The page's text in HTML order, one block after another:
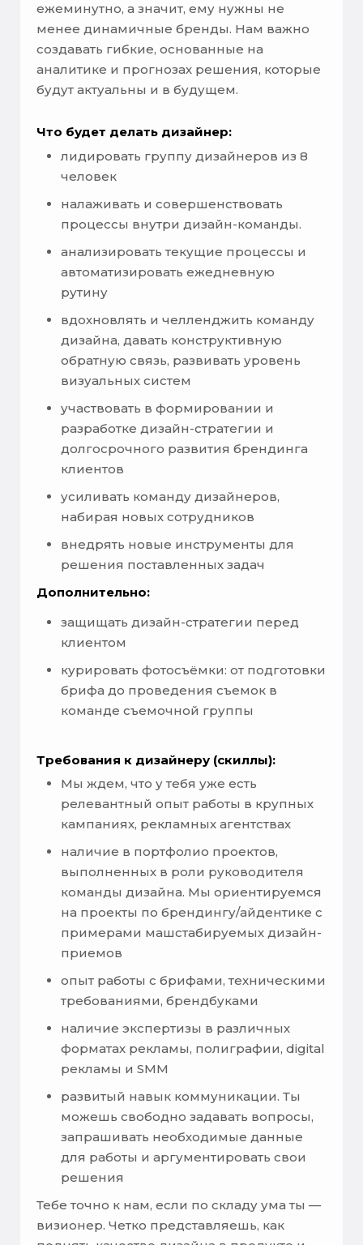
ежеминутно, а значит, ему нужны не
менее динамичные бренды. Нам важно
создавать гибкие, основанные на
аналитике и прогнозах решения, которые
будут актуальны и в будущем.
Что будет делать дизайнер:
лидировать группу дизайнеров из 8
человек
налаживать и совершенствовать
процессы внутри дизайн-команды.
анализировать текущие процессы и
автоматизировать ежедневную
рутину
вдохновлять и челленджить команду
дизайна, давать конструктивную
обратную связь, развивать уровень
визуальных систем
участвовать в формировании и
разработке дизайн-стратегии и
долгосрочного развития брендинга
клиентов
усиливать команду дизайнеров,
набирая новых сотрудников
внедрять новые инструменты для
решения поставленных задач
Дополнительно:
защищать дизайн-стратегии перед
клиентом
курировать фотосъёмки: от подготовки
брифа до проведения съемок в
команде съемочной группы
Требования к дизайнеру (скиллы):
Мы ждем, что у тебя уже есть
релевантный опыт работы в крупных
кампаниях, рекламных агентствах
наличие в портфолио проектов,
выполненных в роли руководителя
команды дизайна. Мы ориентируемся
на проекты по брендингу/айдентике с
примерами машстабируемых дизайн-
приемов
опыт работы с брифами, техническими
требованиями, брендбуками
наличие экспертизы в различных
форматах рекламы, полиграфии, digital
рекламы и SMM
развитый навык коммуникации. Ты
можешь свободно задавать вопросы,
запрашивать необходимые данные
для работы и аргументировать свои
решения
Тебе точно к нам, если по складу ума ты —
визионер. Четко представляешь, как